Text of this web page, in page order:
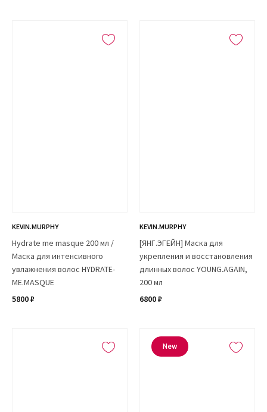
KEVIN.MURPHY
Hydrate me masque 200 мл /
Маска для интенсивного
увлажнения волос HYDRATE-
ME.MASQUE
5800 ₽
KEVIN.MURPHY
[ЯНГ.ЭГЕЙН] Маска для
укрепления и восстановления
длинных волос YOUNG.AGAIN,
200 мл
6800 ₽
New